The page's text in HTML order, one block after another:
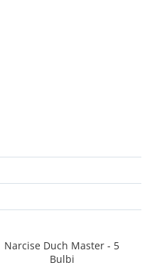
Narcise Duch Master - 5
Bulbi